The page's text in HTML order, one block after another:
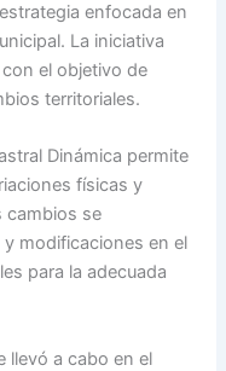
enfocada en
La iniciativa
el objetivo de
territoriales.
Dinámica permite
físicas y
cambios se
modificaciones en el
para la adecuada
llevó a cabo en el